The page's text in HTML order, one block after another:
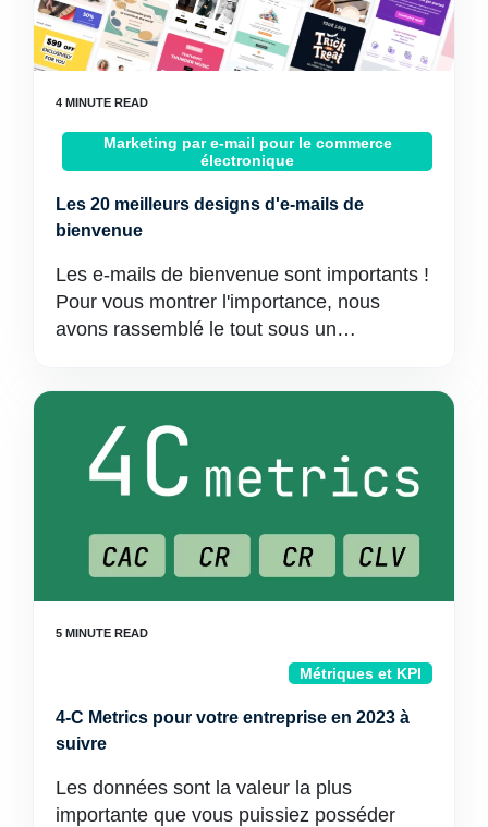
Marketing par e-mail pour le commerce
électronique
Les 20 meilleurs designs d'e-mails de
bienvenue
Les e-mails de bienvenue sont importants !
Pour vous montrer l'importance, nous
avons rassemblé le tout sous un…
Métriques et KPI
4-C Metrics pour votre entreprise en 2023 à
suivre
Les données sont la valeur la plus
importante que vous puissiez posséder